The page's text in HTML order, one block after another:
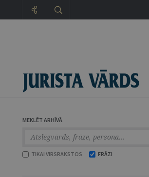
MEKLĒT ARHĪVĀ
TIKAI VIRSRAKSTOS FRĀZI